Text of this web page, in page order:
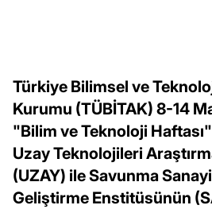
Türkiye Bilimsel ve
Kurumu (TÜBİTAK) 8-14
"Bilim ve Teknoloji
Uzay Teknolojileri
(UZAY) ile Savunma
Geliştirme Enstitüsünün